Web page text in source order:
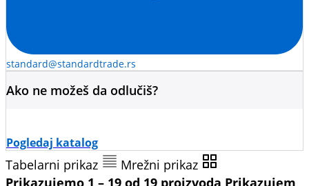
standard@standardtrade.rs
Ako ne možeš da odlučiš?
Pogledaj katalog
Tabelarni prikaz
Mrežni prikaz
Prikazujemo 1 – 19 od 19 proizvoda Prikazujem